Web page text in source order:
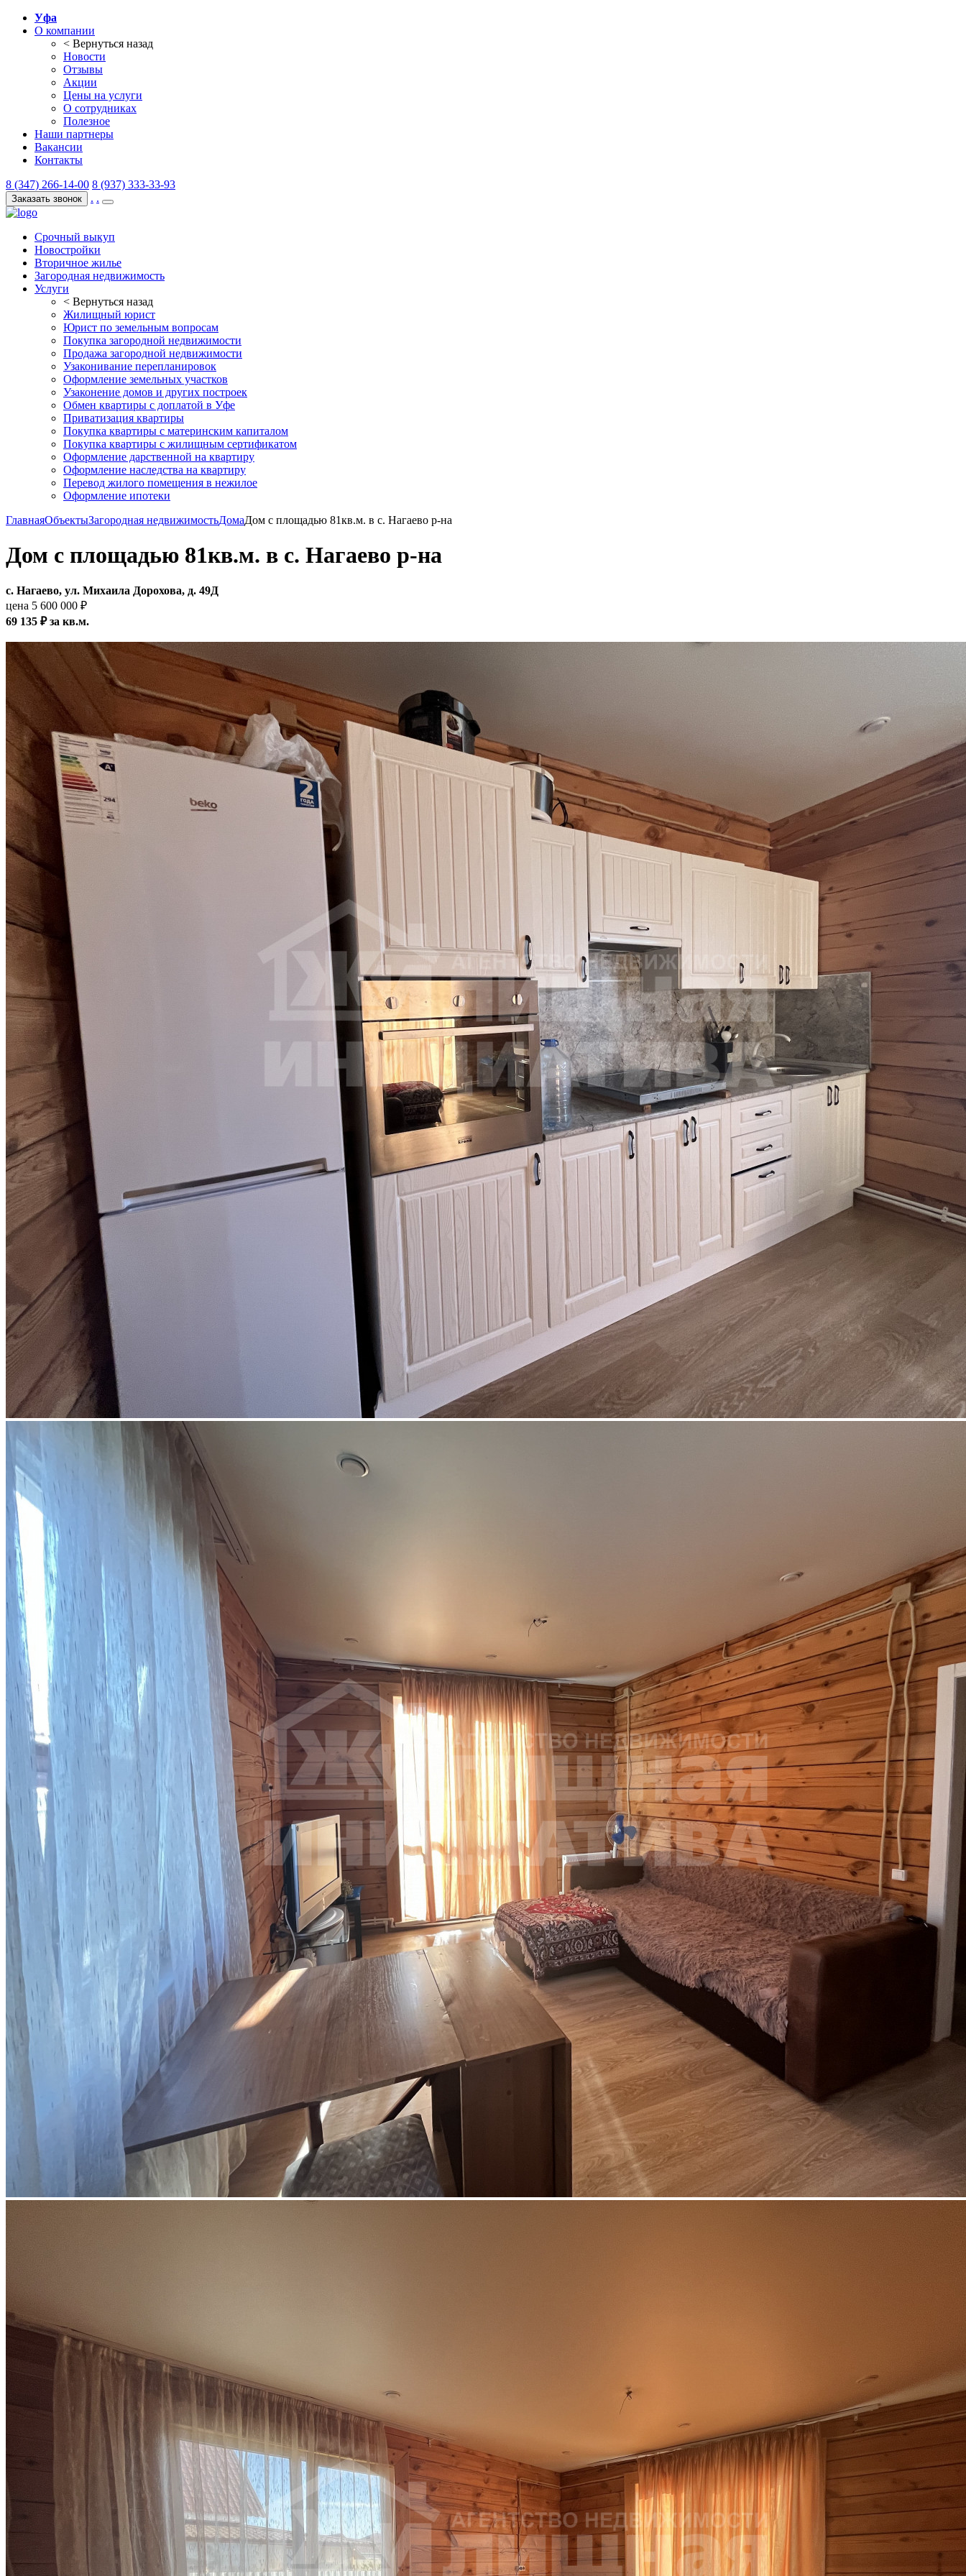
Уфа
О компании
< Вернуться назад
Новости
Отзывы
Акции
Цены на услуги
О сотрудниках
Полезное
Наши партнеры
Вакансии
Контакты
8 (347) 266-14-00 8 (937) 333-33-93
Заказать звонок . .
Срочный выкуп
Новостройки
Вторичное жилье
Загородная недвижимость
Услуги
< Вернуться назад
Жилищный юрист
Юрист по земельным вопросам
Покупка загородной недвижимости
Продажа загородной недвижимости
Узаконивание перепланировок
Оформление земельных участков
Узаконение домов и других построек
Обмен квартиры с доплатой в Уфе
Приватизация квартиры
Покупка квартиры с материнским капиталом
Покупка квартиры с жилищным сертификатом
Оформление дарственной на квартиру
Оформление наследства на квартиру
Перевод жилого помещения в нежилое
Оформление ипотеки
ГлавнаяОбъектыЗагородная недвижимостьДомаДом с площадью 81кв.м. в с. Нагаево р-на
Дом с площадью 81кв.м. в с. Нагаево р-на
с. Нагаево, ул. Михаила Дорохова, д. 49Д
цена 5 600 000 ₽
69 135 ₽ за кв.м.